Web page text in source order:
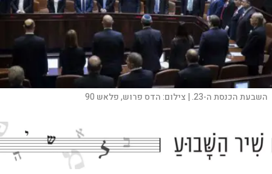
השבעת הכנסת ה-23. | צילום:הדס פרוש, פלאש 90